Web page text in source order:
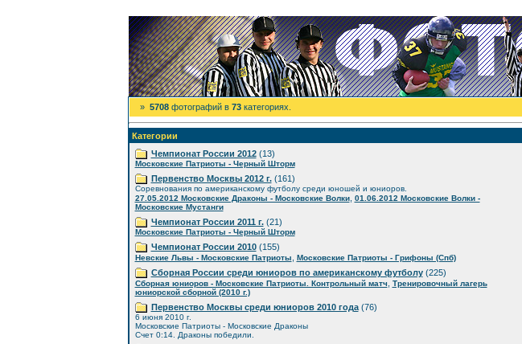
» 5708фотографий в 73категориях.
Категории
Чемпионат России 2012(13)
Московские Патриоты - Черный Шторм
Первенство Москвы 2012 г.(161)
Соревнования по американскому футболу среди юношей и юниоров.
27.05.2012 Московские Драконы - Московские Волки, 01.06.2012 Московские Волки -
Московские Мустанги
Чемпионат России 2011 г.(21)
Московские Патриоты - Черный Шторм
Чемпионат России 2010(155)
Невские Львы - Московские Патриоты Московские Патриоты - Грифоны (Спб)
Сборная России среди юниоров по американскому футболу(225)
Сборная юниоров - Московские Патриоты. Контрольный матч, Тренировочный лагерь
юниорской сборной (2010 г.)
Первенство Москвы среди юниоров 2010 года(76)
6 июня 2010 г.
Московские Патриоты - Московские Драконы
Счет 0:14. Драконы победили.